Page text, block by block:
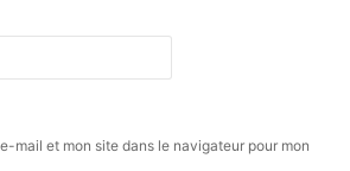
mail et mon site dans le navigateur pour mon